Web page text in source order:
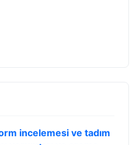
incelemesi ve tadım